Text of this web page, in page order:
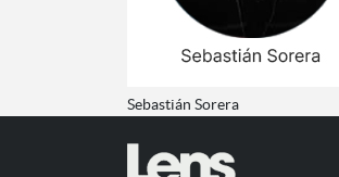
Sebastián Sorera